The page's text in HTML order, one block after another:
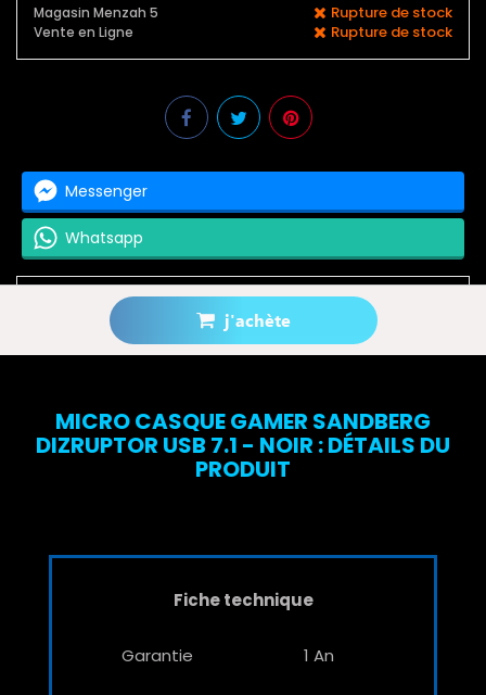
j'achète
Magasin Menzah 5 Rupture de stock
Vente en Ligne Rupture de stock
Messenger
Whatsapp
Prévenez-moi lorsque le produit est disponible
MICRO CASQUE GAMER SANDBERG
DIZRUPTOR USB 7.1 - NOIR : DÉTAILS DU
PRODUIT
Fiche technique
Garantie 1 An